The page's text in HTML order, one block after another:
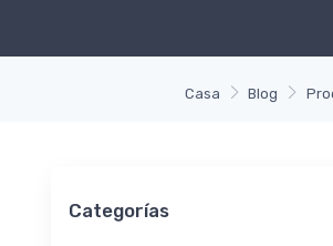
Casa Blog
Categorías